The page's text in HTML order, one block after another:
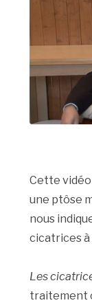
Cette vidéo
une ptôse
nous
cicatrices à
Les
traitement